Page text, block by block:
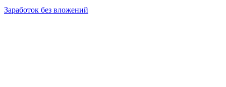
Заработок без вложений